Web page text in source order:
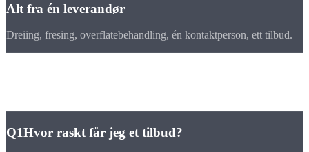
Alt fra én leverandør
Dreiing, fresing, overflatebehandling, én kontaktperson, ett tilbud.
Q1Hvor raskt får jeg et tilbud?